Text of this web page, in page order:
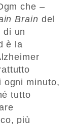
che –
Brain del
di un
è la
ogni minuto,
tutto
più